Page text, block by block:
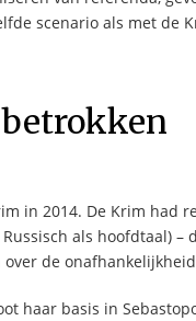
scenario als met de
in 2014. De Krim had
als hoofdtaal) –
de
haar basis in